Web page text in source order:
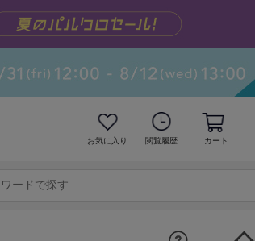
お気に入り 閲覧履歴 カート